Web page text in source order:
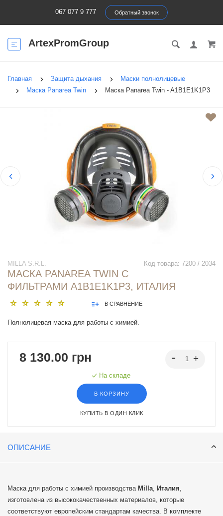
067 077 9 777 Обратный звонок
ArtexPromGroup
Главная Защита дыхания
Маски полнолицевые
Маска Panarea Twin
Маска Panarea Twin - A1B1E1K1P3
Код товара: 7200 / 2034
MILLA S.R.L.
МАСКА PANAREA TWIN С
ФИЛЬТРАМИ A1B1E1K1P3, ИТАЛИЯ
В СРАВНЕНИЕ
Полнолицевая маска для работы с химией.
8 130.00 грн
На складе
В КОРЗИНУ
КУПИТЬ В ОДИН КЛИК
ОПИСАНИЕ
Маска для работы с химией производства Milla, Италия,
изготовлена из высококачественных материалов, которые
соответствуют европейским стандартам качества. В комплекте